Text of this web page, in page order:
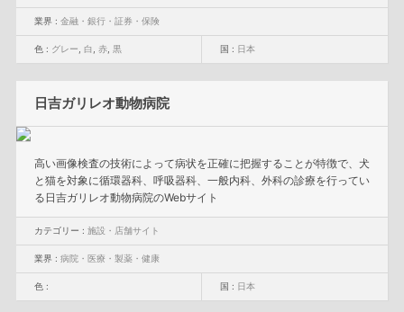
業界 : 金融・銀行・証券・保険
色 : グレー 白 赤, 黒 国 : 日本
日吉ガリレオ動物病院
高い画像検査の技術によって病状を正確に把握することが特徴で、犬
と猫を対象に循環器科、呼吸器科、一般内科、外科の診療を行ってい
る日吉ガリレオ動物病院のWebサイト
カテゴリー : 施設・店舗サイト
業界 : 病院・医療・製薬・健康
色 : 国 : 日本